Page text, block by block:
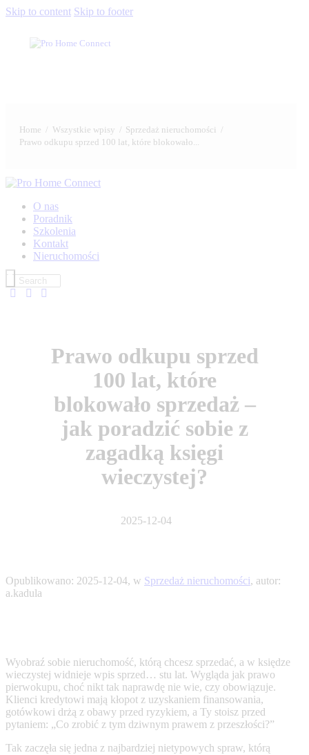
Skip to content Skip to footer
Home Wszystkie wpisy
Sprzedaż nieruchomości
Prawo odkupu sprzed 100 lat, które blokowało...
O nas
Poradnik
Szkolenia
Kontakt
Nieruchomości
Prawo odkupu sprzed
100 lat, które
blokowało sprzedaż –
jak poradzić sobie z
zagadką księgi
wieczystej?
2025-12-04
Opublikowano: 2025-12-04, w Sprzedaż nieruchomości, autor:
a.kadula
Wyobraź sobie nieruchomość, którą chcesz sprzedać, a w księdze
wieczystej widnieje wpis sprzed… stu lat. Wygląda jak prawo
pierwokupu, choć nikt tak naprawdę nie wie, czy obowiązuje.
Klienci kredytowi mają kłopot z uzyskaniem finansowania,
gotówkowi drżą z obawy przed ryzykiem, a Ty stoisz przed
pytaniem: „Co zrobić z tym dziwnym prawem z przeszłości?”
Tak zaczęła się jedna z najbardziej nietypowych spraw, którą